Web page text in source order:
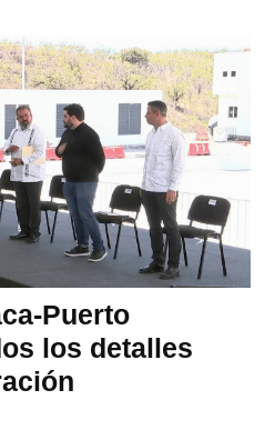
Puerto
los detalles